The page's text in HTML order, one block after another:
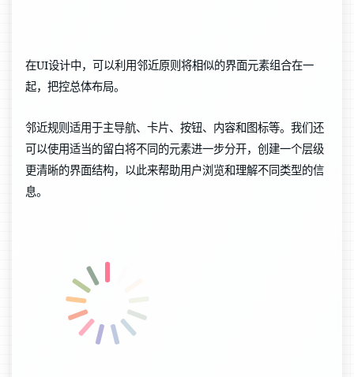
在UI设计中，可以利用邻近原则将相似的界面元素组合在一
起，把控总体布局。
邻近规则适用于主导航、卡片、按钮、内容和图标等。我们还
可以使用适当的留白将不同的元素进一步分开，创建一个层级
更清晰的界面结构，以此来帮助用户浏览和理解不同类型的信
息。